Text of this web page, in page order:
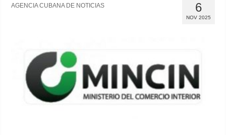
6
NOV 2025
AGENCIA CUBANA DE NOTICIAS